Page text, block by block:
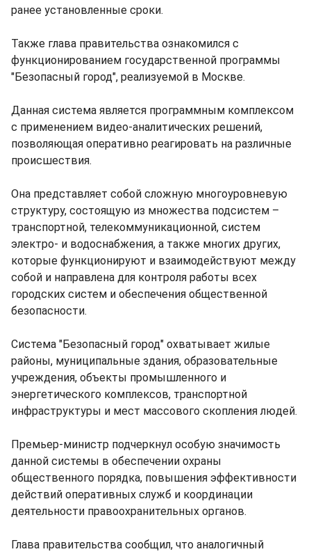
ранее установленные сроки.
Также глава правительства ознакомился с
функционированием государственной программы
"Безопасный город", реализуемой в Москве.
Данная система является программным комплексом
с применением видео-аналитических решений,
позволяющая оперативно реагировать на различные
происшествия.
Она представляет собой сложную многоуровневую
структуру, состоящую из множества подсистем –
транспортной, телекоммуникационной, систем
электро- и водоснабжения, а также многих других,
которые функционируют и взаимодействуют между
собой и направлена для контроля работы всех
городских систем и обеспечения общественной
безопасности.
Система "Безопасный город" охватывает жилые
районы, муниципальные здания, образовательные
учреждения, объекты промышленного и
энергетического комплексов, транспортной
инфраструктуры и мест массового скопления людей.
Премьер-министр подчеркнул особую значимость
данной системы в обеспечении охраны
общественного порядка, повышения эффективности
действий оперативных служб и координации
деятельности правоохранительных органов.
Глава правительства сообщил, что аналогичный